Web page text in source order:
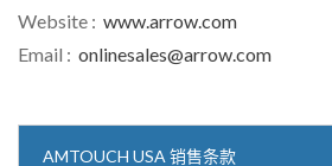
Website : www.arrow.com
Email : onlinesales@arrow.com
AMTOUCH USA 销售条款